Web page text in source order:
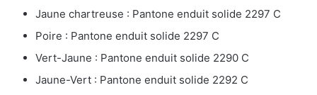
Jaune chartreuse : Pantone enduit solide 2297 C
Poire : Pantone enduit solide 2297 C
Vert-Jaune : Pantone enduit solide 2290 C
Jaune-Vert : Pantone enduit solide 2292 C